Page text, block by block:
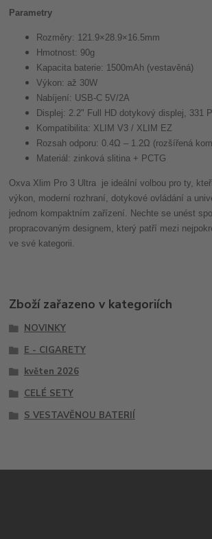
Parametry
Rozměry: 121.9×28.9×16.5mm
Hmotnost: 90g
Kapacita baterie: 1500mAh (vestavěná)
Výkon: až 30W
Nabíjení: USB-C 5V/2A
Displej: 2.2" Full HD dotykový displej, 331
Kompatibilita: XLIM V3 / XLIM EZ
Rozsah odporu: 0.4Ω – 1.2Ω (rozšířená
Materiál: zinková slitina + PCTG
Oxva Xlim Pro 3 Ultra je ideální volbou pro ty,
výkon, moderní rozhraní, dotykové ovládání a
jednom kompaktním zařízení. Nechte se unést
propracovaným designem, který patří mezi
ve své kategorii.
Zboží zařazeno v kategoriích
NOVINKY
E - CIGARETY
květen 2026
CELÉ SETY
S VESTAVĚNOU BATERIÍ